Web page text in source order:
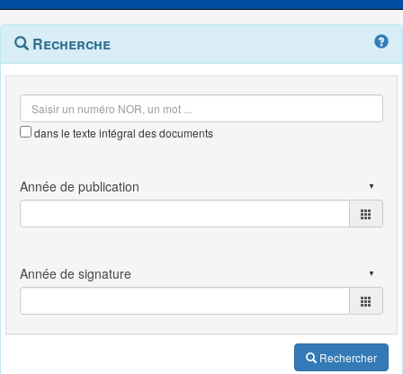
Navigation
outils
Menu
contextuel
Recherche
dans le texte intégral des documents
Rechercher